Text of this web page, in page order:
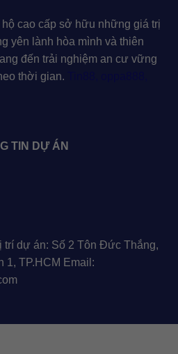
cao cấp sở hữu những giá trị
yên lành hòa mình và thiên
đến trải nghiệm an cư vững
thời gian.
TIN DỰ ÁN
trí dự án: Số 2 Tôn Đức Thắng,
1, TP.HCM Email: